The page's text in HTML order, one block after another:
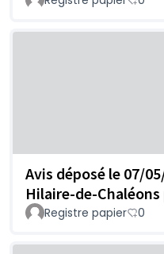
Avis déposé le 07/
Hilaire-de-Chaléons
Registre papier 0